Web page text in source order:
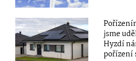
jsme
Hyzdí
pořízení